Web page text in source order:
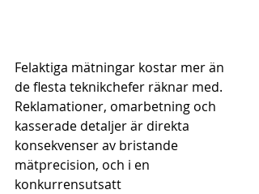
Felaktiga mätningar kostar mer än
de flesta teknikchefer räknar med.
Reklamationer, omarbetning och
kasserade detaljer är direkta
konsekvenser av bristande
mätprecision, och i en
konkurrensutsatt